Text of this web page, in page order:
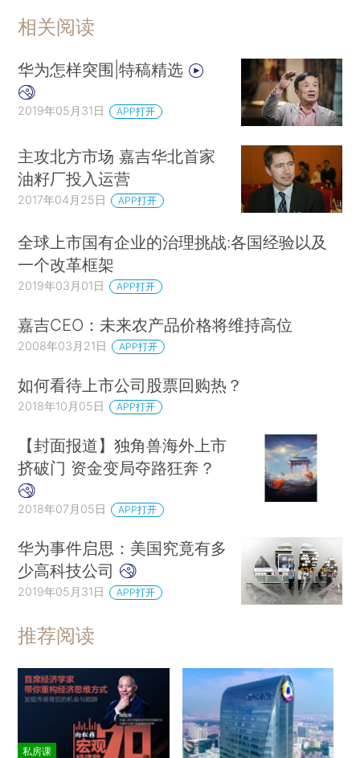
相关阅读
华为怎样突围|特稿精选
2019年05月31日 APP打开
主攻北方市场 嘉吉华北首家
油籽厂投入运营
2017年04月25日 APP打开
全球上市国有企业的治理挑战:各国经验以及
一个改革框架
2019年03月01日 APP打开
嘉吉CEO：未来农产品价格将维持高位
2008年03月21日 APP打开
如何看待上市公司股票回购热？
2018年10月05日 APP打开
【封面报道】独角兽海外上市
挤破门 资金变局夺路狂奔？
2018年07月05日 APP打开
华为事件启思：美国究竟有多
少高科技公司
2019年05月31日 APP打开
推荐阅读
私房课